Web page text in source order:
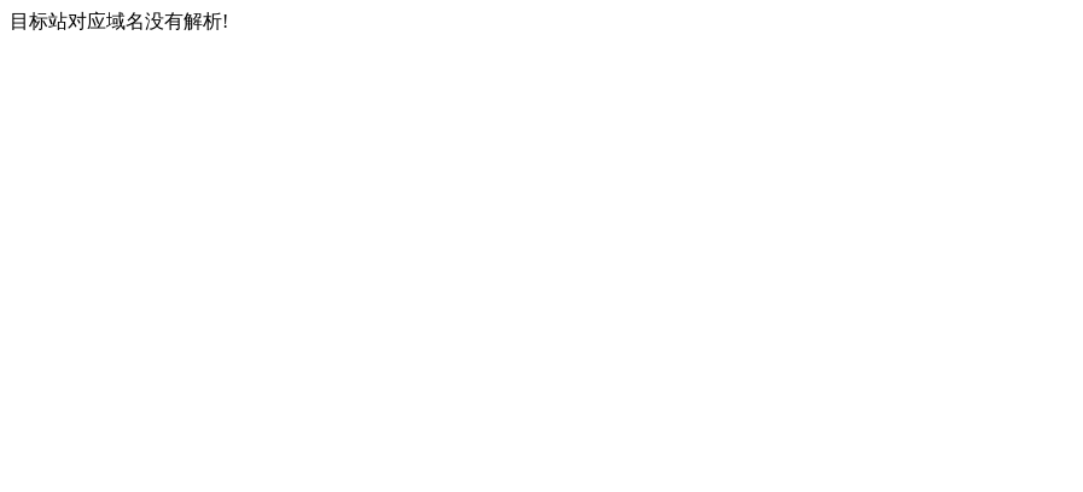
目标站对应域名没有解析!